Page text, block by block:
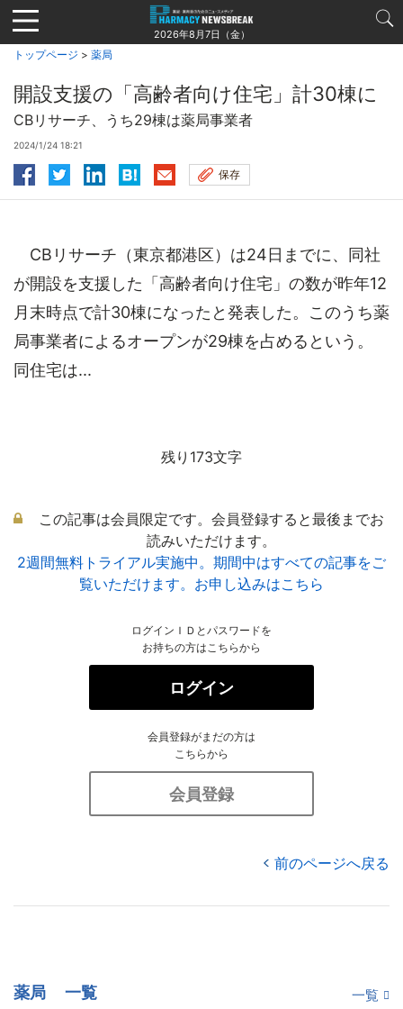
Jump
to
navigation
2026年8月7日（金）
トップページ > 薬局
開設支援の「高齢者向け住宅」計30棟に
CBリサーチ、うち29棟は薬局事業者
2024/1/24 18:21
保存
CBリサーチ（東京都港区）は24日までに、同社
が開設を支援した「高齢者向け住宅」の数が昨年12
月末時点で計30棟になったと発表した。このうち薬
局事業者によるオープンが29棟を占めるという。
同住宅は...
残り173文字
この記事は会員限定です。会員登録すると最後までお
読みいただけます。
2週間無料トライアル実施中。期間中はすべての記事をご
覧いただけます。お申し込みはこちら
ログインＩＤとパスワードを
お持ちの方はこちらから
ログイン
会員登録がまだの方は
こちらから
会員登録
前のページへ戻る
薬局 一覧 一覧